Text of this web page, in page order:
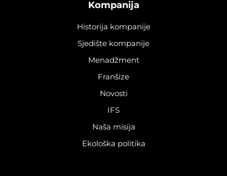
Kompanija
Historija kompanije
Sjedište kompanije
Menadžment
Franšize
Novosti
IFS
Naša misija
Ekološka politika